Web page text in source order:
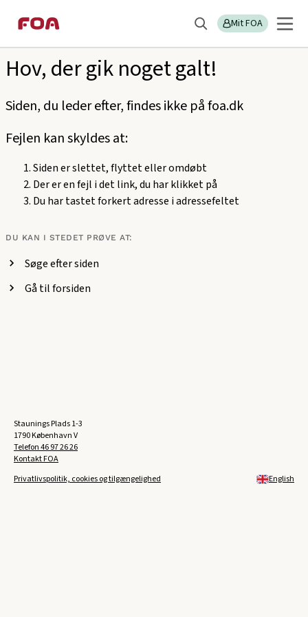
til
hovedindhold
til
hovedmenu
Søg Mit FOA
menu
404
Hov, der gik noget galt!
Siden, du leder efter, findes ikke på foa.dk
Fejlen kan skyldes at:
Siden er slettet, flyttet eller omdøbt
Der er en fejl i det link, du har klikket på
Du har tastet forkert adresse i adressefeltet
DU KAN I STEDET PRØVE AT:
Søge efter siden
Gå til forsiden
Staunings Plads 1-3
1790 København V
Telefon46 97 26 26
Kontakt FOA
Privatlivspolitik, cookies og tilgængelighed
English